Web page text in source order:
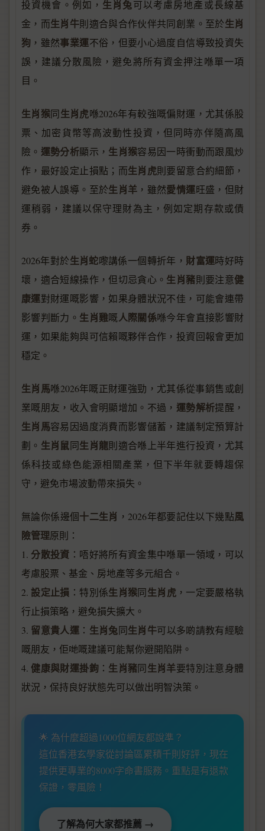
投資機會。例如， 生肖兔可以考慮房地產或長線基
金，而生肖牛則適合與合作伙伴共同創業。至於生肖
狗 ，雖然事業運不俗，但要小心過度自信導致投資失
誤，建議分散風險，避免將所有資金押注喺單一項
目。
生肖猴同生肖虎喺2026年有較強嘅偏財運，尤其係股
票、加密貨幣等高波動性投資，但同時亦伴隨高風
險。 運勢分析顯示， 生肖猴容易因一時衝動而跟風炒
作，最好設定止損點；而生肖虎則要留意合約細節，
避免被人誤導。至於生肖羊 ，雖然愛情運旺盛，但財
運稍弱，建議以保守理財為主，例如定期存款或債
券。
2026年對於生肖蛇嚟講係一個轉折年， 財富運時好時
壞，適合短線操作，但切忌貪心。 生肖豬則要注意健
康運對財運嘅影響，如果身體狀況不佳，可能會連帶
影響判斷力。 生肖雞嘅人際關係喺今年會直接影響財
運，如果能夠與可信賴嘅夥伴合作，投資回報會更加
穩定。
生肖馬喺2026年嘅正財運強勁，尤其係從事銷售或創
業嘅朋友，收入會明顯增加。不過， 運勢解析提醒，
生肖馬容易因過度消費而影響儲蓄，建議制定預算計
劃。 生肖鼠同生肖龍則適合喺上半年進行投資，尤其
係科技或綠色能源相關產業，但下半年就要轉趨保
守，避免市場波動帶來損失。
無論你係邊個十二生肖 ，2026年都要記住以下幾點風
險管理原則：
1. 分散投資 ：唔好將所有資金集中喺單一領域，可以
考慮股票、基金、房地產等多元組合。
2. 設定止損 ：特別係生肖猴同生肖虎，一定要嚴格執
行止損策略，避免損失擴大。
3. 留意貴人運 ： 生肖兔同生肖牛可以多啲請教有經驗
嘅朋友，佢哋嘅建議可能幫你避開陷阱。
4.健康與財運掛鉤： 生肖豬同生肖羊要特別注意身體
狀況，保持良好狀態先可以做出明智決策。
🌟 為什麼超過1000位網友都說準？
這位香港玄學家從討論區累積千則好評，現在
提供更專業的8000字命書服務。重點是有退款
保證，零風險！
了解為何大家都推薦 →